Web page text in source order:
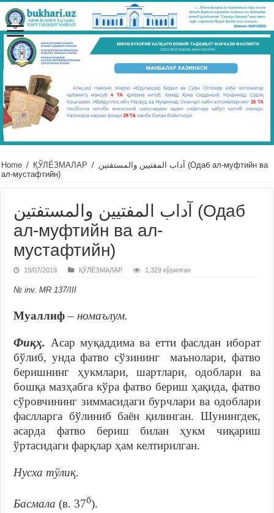
Home / ҚЎЛЁЗМАЛАР / آداب المفتيين والمستفتين (Одаб ал-муфтийн ва
ал-мустафтийн)
آداب المفتيين والمستفتين (Одаб
ал-муфтийн ва ал-
мустафтийн)
19/07/2019 ҚЎЛЁЗМАЛАР 1,329 кўрилган
№ inv. MR 137/III
Муаллиф­­­­– номаълум.
Фиқҳ. Асар муқаддима ва етти фаслдан иборат
бўлиб, унда фатво сўзининг маънолари, фатво
беришнинг ҳукмлари, шартлари, одоблари ва
бошқа мазҳабга кўра фатво бериш ҳақида, фатво
сўровчининг зиммасидаги бурчлари ва одоблари
фаслларга бўлиниб баён қилинган. Шунингдек,
асарда фатво бериш билан ҳукм чиқариш
ўртасидаги фарқлар ҳам келтирилган.
Нусха тўлиқ.
Басмала (в. 37б).